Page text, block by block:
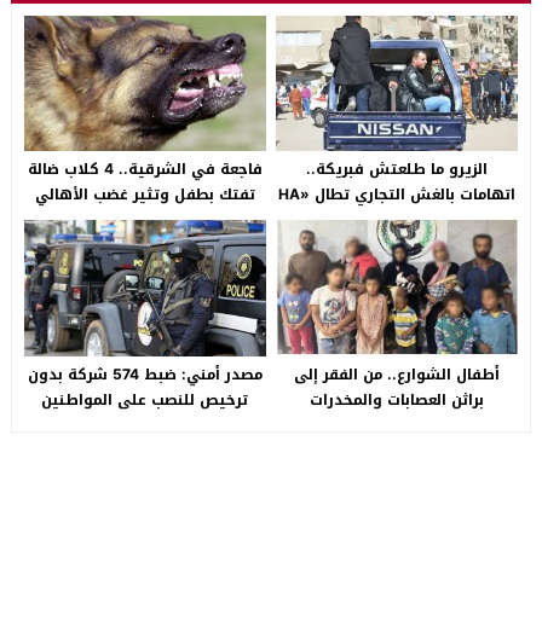
الزيرو ما طلعتش فبريكة..
اتهامات بالغش التجاري تطال «HA
Auto التجمع».. شكوى شراء
سيارة بـ3 ملايين جنيه تفجّر الأزمة
فاجعة في الشرقية.. 4 كلاب ضالة
تفتك بطفل وتثير غضب الأهالي
بالصالحية الجديدة
أطفال الشوارع.. من الفقر إلى
براثن العصابات والمخدرات
مصدر أمني: ضبط 574 شركة بدون
ترخيص للنصب على المواطنين